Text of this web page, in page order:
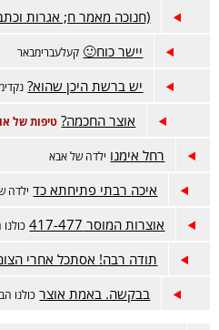
(חנוכה מאמר ח; אגרות
יישר כוח🙂 קעלעברימבאר
יש ברשת היכן שהוא?
אוצר החכמה? טיפות של
רחל אימנו ילדה של אבא
איכה רבתי פתיחתא כד ילדה
אוצרות המוסר 417-477
תודה רבה! אסתכל אחרי
בבקשה. באמת אוצר כולנו